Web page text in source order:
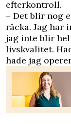
efterkontroll.
– Det blir nog
räcka. Jag har
jag inte blir
livskvalitet.
hade jag